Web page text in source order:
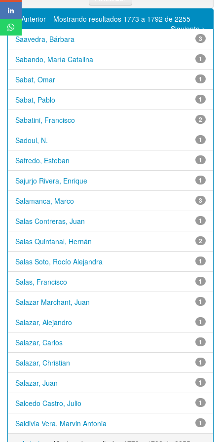
Mostrando resultados 1773 a 1792 de 2255
< Anterior
Siguiente >
Saavedra, Bárbara
3
Sabando, María Catalina 1
Sabat, Omar 1
Sabat, Pablo 1
Sabatini, Francisco 2
Sadoul, N. 1
Safredo, Esteban 1
Sajurjo Rivera, Enrique 1
Salamanca, Marco 3
Salas Contreras, Juan 1
Salas Quintanal, Hernán 2
Salas Soto, Rocío Alejandra 1
Salas, Francisco 1
Salazar Marchant, Juan 1
Salazar, Alejandro 1
Salazar, Carlos 1
Salazar, Christian 1
Salazar, Juan 1
Salcedo Castro, Julio 1
Saldivia Vera, Marvin Antonia 1